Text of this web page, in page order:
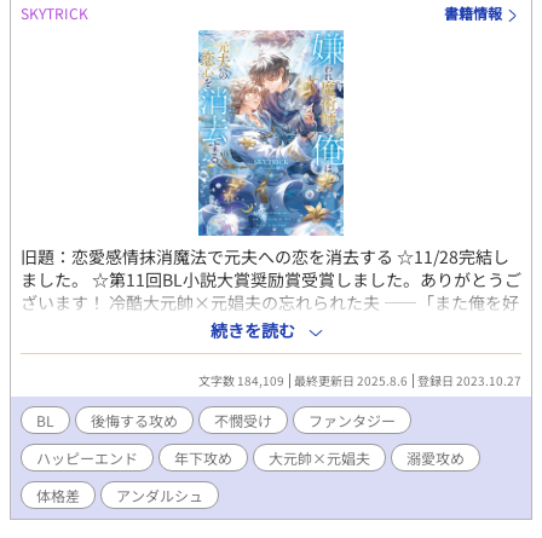
SKYTRICK 書籍情報
旧題：恋愛感情抹消魔法で元夫への恋を消去する ☆11/28完結し
ました。 ☆第11回BL小説大賞奨励賞受賞しました。ありがとうご
ざいます！ 冷酷大元帥×元娼夫の忘れられた夫 ——「また俺を好
きになるって言ったのに、嘘つき」 元娼夫で現魔術師であるエデ
ィことサラは五年ぶりに祖国・ファルンに帰国した。しかし暫し
の帰郷を味わう間も無く、直後、ファルン王国軍の大元帥である
ロイ・オークランスの使者が元帥命令を掲げてサラの元へやって
くる。 ロイ・オークランスの名を知らぬ者は世界でもそうそうい
ない。魔族の血を引くロイは人間から畏怖を大いに集めながら
も、大将として国防戦争に打ち勝ち、たった二十九歳で大元帥と
して全軍のトップに立っている。 その元帥命令の内容というの
は、五年前に最愛の妻を亡くしたロイを、魔族への本能的な恐怖
続きを読む
文字数 184,109 最終更新日 2025.8.6 登録日 2023.10.27
BL 後悔する攻め 不憫受け
ファンタジー
ハッピーエンド
年下攻め 大元帥×元娼夫
溺愛攻め
体格差
アンダルシュ